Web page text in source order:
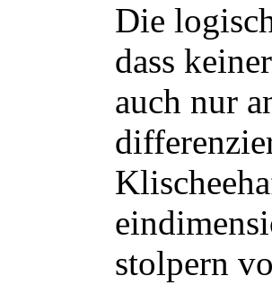
Die
dass
auch nur
stolpern